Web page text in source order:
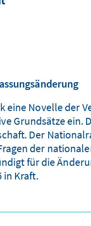
eine Novelle der
Grundsätze ein.
Der
der
für die
in Kraft.